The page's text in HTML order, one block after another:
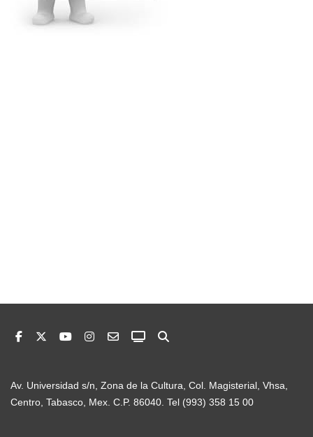
Av. Universidad s/n, Zona de la Cultura, Col. Magisterial, Vhsa,
Centro, Tabasco, Mex. C.P. 86040. Tel (993) 358 15 00